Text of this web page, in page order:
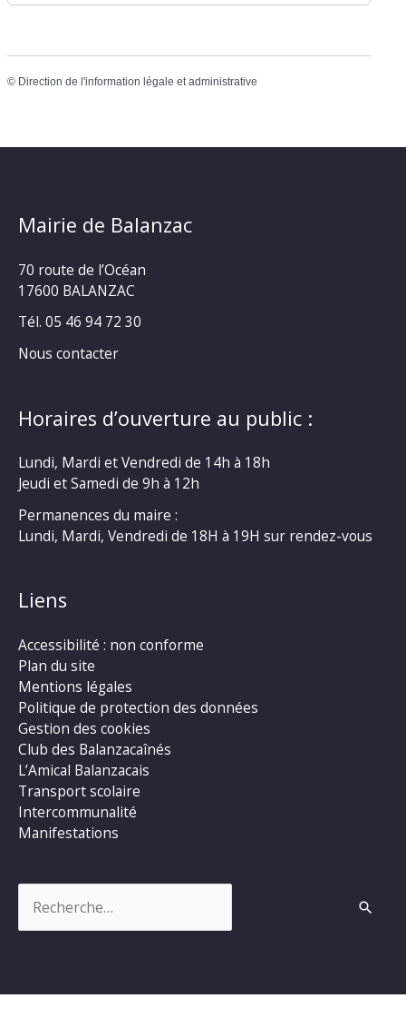
© Direction de l'information légale et administrative
Mairie de Balanzac
70 route de l’Océan
17600 BALANZAC
Tél. 05 46 94 72 30
Nous contacter
Horaires d’ouverture au public :
Lundi, Mardi et Vendredi de 14h à 18h
Jeudi et Samedi de 9h à 12h
Permanences du maire :
Lundi, Mardi, Vendredi de 18H à 19H sur rendez-vous
Liens
Accessibilité : non conforme
Plan du site
Mentions légales
Politique de protection des données
Gestion des cookies
Club des Balanzacaînés
L’Amical Balanzacais
Transport scolaire
Intercommunalité
Manifestations